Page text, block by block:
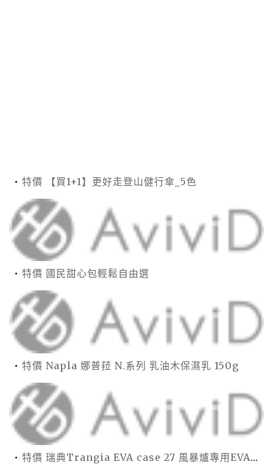
特價 【買1+1】更好走登山健行傘_5色
特價 國民甜心包輕鬆自由選
特價 Napla 娜普菈 N.系列 乳油木保濕乳 150g
特價 瑞典Trangia EVA case 27 風暴爐專用EVA 防護外盒(小)-黑